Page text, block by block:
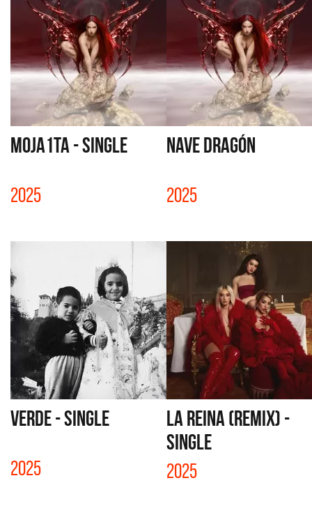
MOJA1TA - SINGLE
2025
NAVE DRAGÓN
2025
VERDE - SINGLE
2025
LA REINA (REMIX) -
SINGLE
2025